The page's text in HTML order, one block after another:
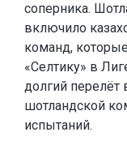
соперника.
включило
команд,
«Селтику» в
долгий перелёт
шотландской
испытаний.